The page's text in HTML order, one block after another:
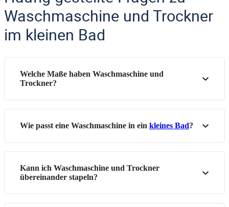
Waschmaschine und Trockner
im kleinen Bad
Welche Maße haben Waschmaschine und
Trockner?
Wie passt eine Waschmaschine in ein kleines Bad?
Kann ich Waschmaschine und Trockner
übereinander stapeln?